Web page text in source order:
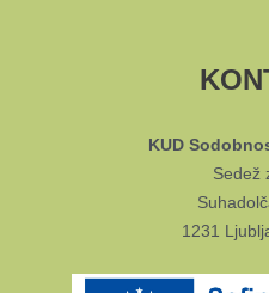
KUD
Sedež
1231